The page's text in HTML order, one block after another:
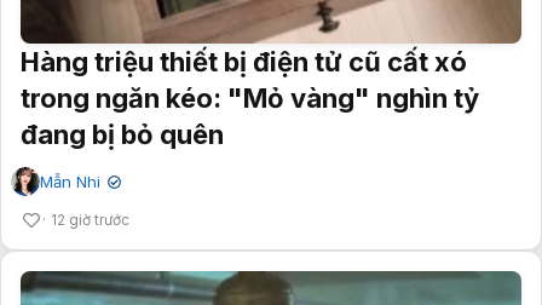
Hàng triệu thiết bị điện tử cũ cất xó
trong ngăn kéo: "Mỏ vàng" nghìn tỷ
đang bị bỏ quên
Mẫn Nhi ✔
12 giờ trước